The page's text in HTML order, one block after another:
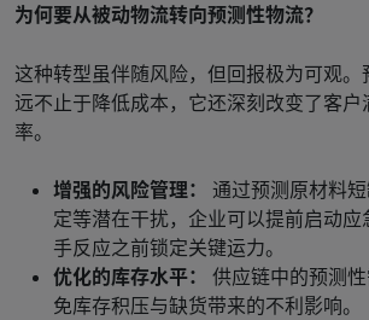
为何要从被动物流转向预测性物流？
这种转型虽伴随风险，但回报极为可观。
远不止于降低成本，它还深刻改变了客户
率。
增强的风险管理：
通过预测原材料
定等潜在干扰，企业可以提前启动
手反应之前锁定关键运力。
优化的库存水平：
供应链中的预测
免库存积压与缺货带来的不利影响。